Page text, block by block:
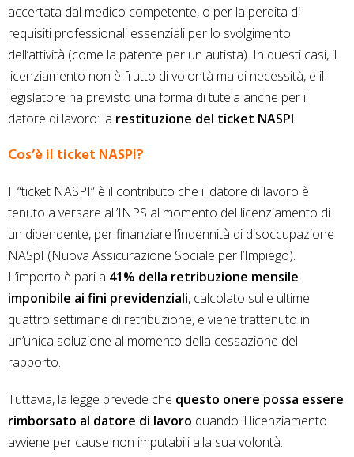
accertata dal medico competente, o per la perdita di
requisiti professionali essenziali per lo svolgimento
dell’attività (come la patente per un autista). In questi casi, il
licenziamento non è frutto di volontà ma di necessità, e il
legislatore ha previsto una forma di tutela anche per il
datore di lavoro: la restituzione del ticket NASPI.
Cos’è il ticket NASPI?
Il “ticket NASPI” è il contributo che il datore di lavoro è
tenuto a versare all’INPS al momento del licenziamento di
un dipendente, per finanziare l’indennità di disoccupazione
NASpI (Nuova Assicurazione Sociale per l’Impiego).
L’importo è pari a 41% della retribuzione mensile
imponibile ai fini previdenziali, calcolato sulle ultime
quattro settimane di retribuzione, e viene trattenuto in
un’unica soluzione al momento della cessazione del
rapporto.
Tuttavia, la legge prevede che questo onere possa essere
rimborsato al datore di lavoro quando il licenziamento
avviene per cause non imputabili alla sua volontà.